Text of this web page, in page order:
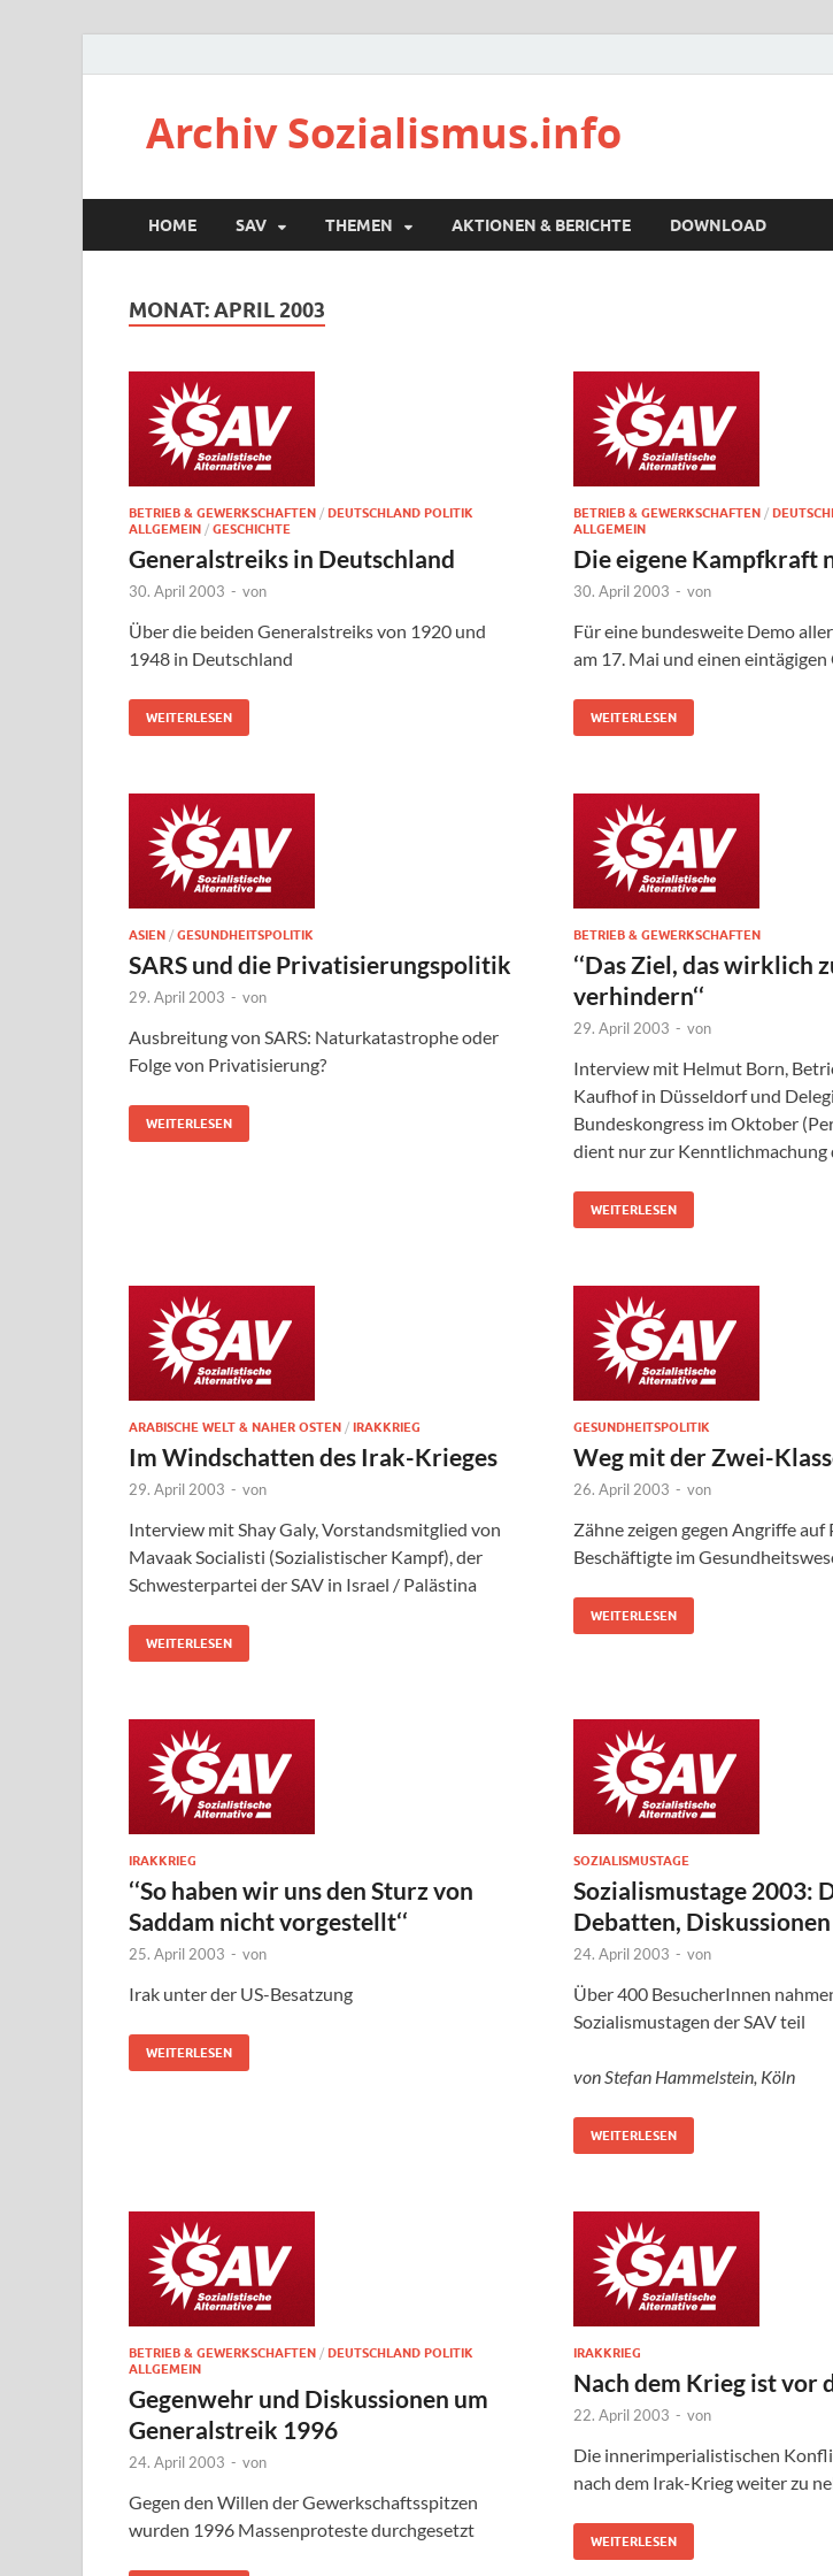
Archiv Sozialismus.info
HOME SAV THEMEN AKTIONEN & BERICHTE DOWNLOAD
MONAT:APRIL 2003
BETRIEB & GEWERKSCHAFTEN / DEUTSCHLAND POLITIK
ALLGEMEIN / GESCHICHTE
Generalstreiks in Deutschland
30. April 2003 - von
Über die beiden Generalstreiks von 1920 und
1948 in Deutschland
WEITERLESEN
BETRIEB & GEWERKSCHAFTEN /
ALLGEMEIN
Die eigene Kampfkraft
30. April 2003 - von
Für eine bundesweite Demo
am 17. Mai und einen
WEITERLESEN
ASIEN / GESUNDHEITSPOLITIK
SARS und die Privatisierungspolitik
29. April 2003 - von
Ausbreitung von SARS: Naturkatastrophe oder
Folge von Privatisierung?
WEITERLESEN
BETRIEB & GEWERKSCHAFTEN
‘‘Das Ziel, das wirklich
verhindern‘‘
29. April 2003 - von
Interview mit Helmut Born,
Kaufhof in Düsseldorf und
Bundeskongress im Oktober
dient nur zur Kenntlichmachung
WEITERLESEN
ARABISCHE WELT & NAHER OSTEN / IRAKKRIEG
Im Windschatten des Irak-Krieges
29. April 2003 - von
Interview mit Shay Galy, Vorstandsmitglied von
Mavaak Socialisti (Sozialistischer Kampf), der
Schwesterpartei der SAV in Israel / Palästina
WEITERLESEN
GESUNDHEITSPOLITIK
Weg mit der Zwei-
26. April 2003 - von
Zähne zeigen gegen Angriffe
Beschäftigte im
WEITERLESEN
IRAKKRIEG
‘‘So haben wir uns den Sturz von
Saddam nicht vorgestellt‘‘
25. April 2003 - von
Irak unter der US-Besatzung
WEITERLESEN
SOZIALISMUSTAGE
Sozialismustage 2003:
Debatten,
24. April 2003 - von
Über 400 BesucherInnen
Sozialismustagen der SAV teil
von Stefan Hammelstein, Köln
WEITERLESEN
BETRIEB & GEWERKSCHAFTEN / DEUTSCHLAND POLITIK
ALLGEMEIN
Gegenwehr und Diskussionen um
Generalstreik 1996
24. April 2003 - von
Gegen den Willen der Gewerkschaftsspitzen
wurden 1996 Massenproteste durchgesetzt
IRAKKRIEG
Nach dem Krieg ist vor
22. April 2003 - von
Die innerimperialistischen
nach dem Irak-Krieg weiter zu
WEITERLESEN